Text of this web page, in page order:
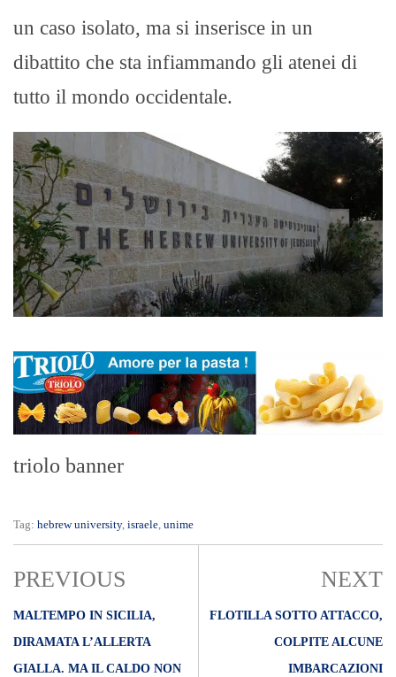
un caso isolato, ma si inserisce in un
dibattito che sta infiammando gli atenei di
tutto il mondo occidentale.
triolo banner
Tag: hebrew university, israele unime
PREVIOUS
MALTEMPO IN SICILIA,
DIRAMATA L’ALLERTA
GIALLA. MA IL CALDO NON
NEXT
FLOTILLA SOTTO ATTACCO,
COLPITE ALCUNE
IMBARCAZIONI